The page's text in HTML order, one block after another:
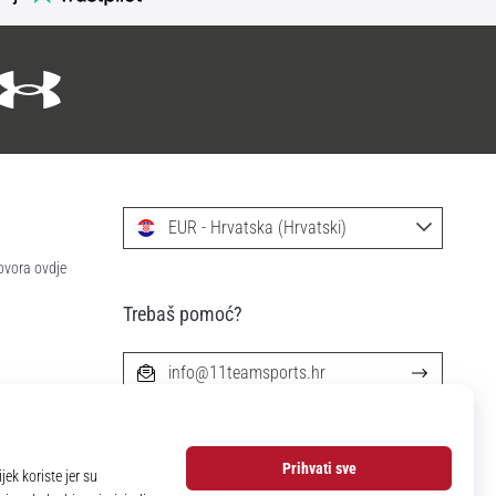
ovdje
EUR - Hrvatska (Hrvatski)
Trebaš pomoć?
info@11teamsports.hr